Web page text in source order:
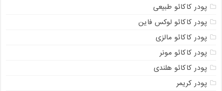
پودر کاکائو طبیعی
پودر کاکائو لوکس فاین
پودر کاکائو مالزی
پودر کاکائو مونر
پودر کاکائو هلندی
پودر کریمر